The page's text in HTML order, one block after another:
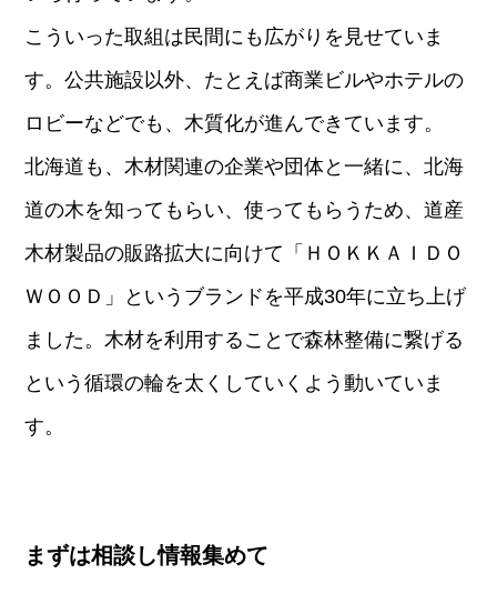
こういった取組は民間にも広がりを見せていま
す。公共施設以外、たとえば商業ビルやホテルの
ロビーなどでも、木質化が進んできています。
北海道も、木材関連の企業や団体と一緒に、北海
道の木を知ってもらい、使ってもらうため、道産
木材製品の販路拡大に向けて「ＨＯＫＫＡＩＤＯ
ＷＯＯＤ」というブランドを平成30年に立ち上げ
ました。木材を利用することで森林整備に繋げる
という循環の輪を太くしていくよう動いていま
す。
まずは相談し情報集めて